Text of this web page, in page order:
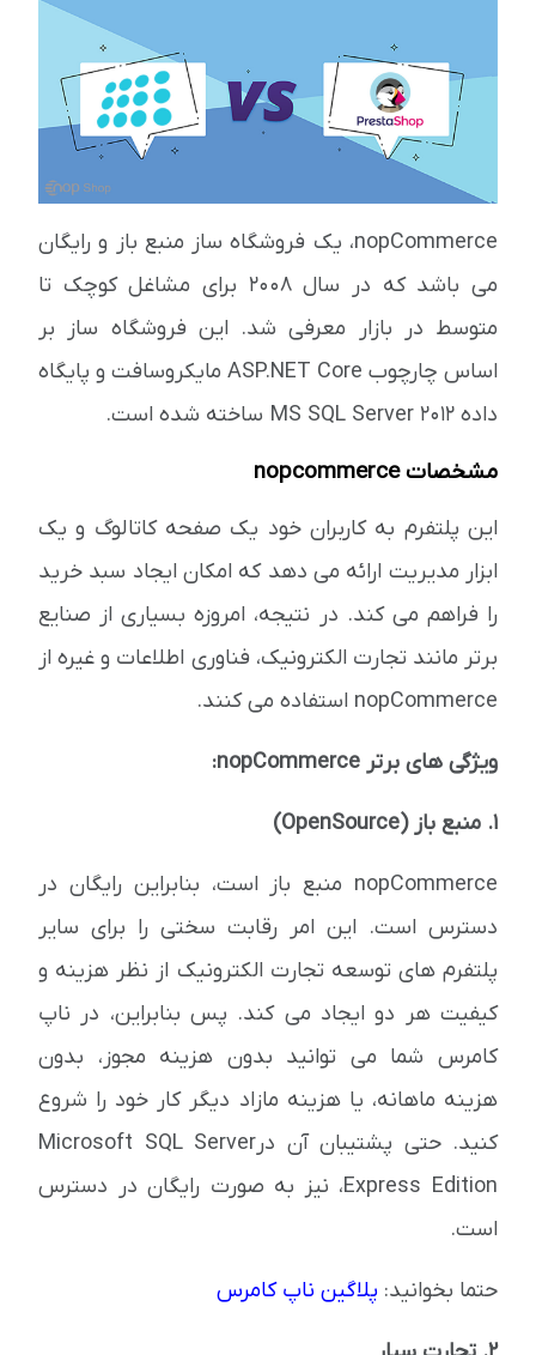
nopCommerce، یک فروشگاه ساز منبع باز و رایگان
می باشد که در سال 2008 برای مشاغل کوچک تا
متوسط ​​در بازار معرفی شد. این فروشگاه ساز بر
اساس چارچوب ASP.NET Core مایکروسافت و پایگاه
داده MS SQL Server 2012 ساخته شده است.
مشخصات nopcommerce
این پلتفرم به کاربران خود یک صفحه کاتالوگ و یک
ابزار مدیریت ارائه می دهد که امکان ایجاد سبد خرید
را فراهم می کند. در نتیجه، امروزه بسیاری از صنایع
برتر مانند تجارت الکترونیک، فناوری اطلاعات و غیره از
nopCommerce استفاده می کنند.
ویژگی های برتر nopCommerce:
1. منبع باز (OpenSource)
nopCommerce منبع باز است، بنابراین رایگان در
دسترس است. این امر رقابت سختی را برای سایر
پلتفرم های توسعه تجارت الکترونیک از نظر هزینه و
کیفیت هر دو ایجاد می کند. پس بنابراین، در ناپ
کامرس شما می توانید بدون هزینه مجوز، بدون
هزینه ماهانه، یا هزینه مازاد دیگر کار خود را شروع
کنید. حتی پشتیبان آن درMicrosoft SQL Server
Express Edition، نیز به صورت رایگان در دسترس
است.
حتما بخوانید: پلاگین ناپ کامرس